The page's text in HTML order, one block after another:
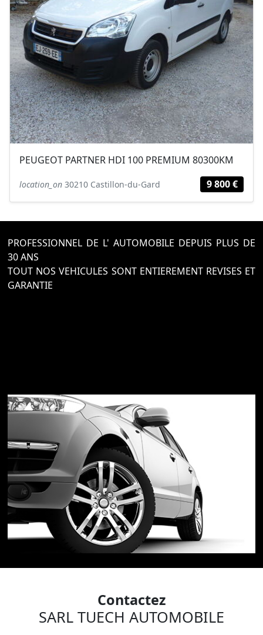
PEUGEOT PARTNER HDI 100 PREMIUM 80300KM
location_on 30210 Castillon-du-Gard 9 800 €
PROFESSIONNEL DE L' AUTOMOBILE DEPUIS PLUS DE
30 ANS
TOUT NOS VEHICULES SONT ENTIEREMENT REVISES ET
GARANTIE
Contactez
SARL TUECH AUTOMOBILE